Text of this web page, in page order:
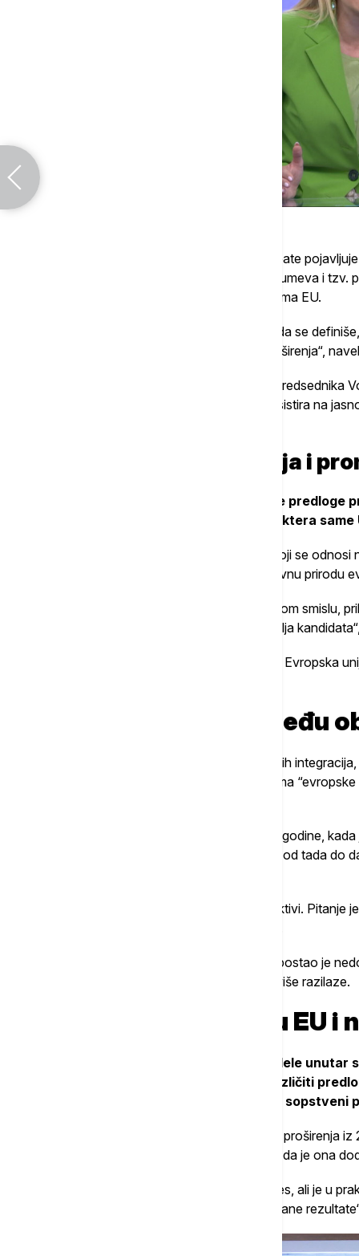
Prema njenim rečima, u delu evropske debate
u različitim varijantama, mogao da podrazumeva i
naglašava, ne postoji u osnovnim ugovorima EU.
„To je pravna praznina koja bi tek trebalo da se
tome šta je zapravo krajnji cilj procesa proširenja“,
Ona je podsetila i na reakciju ukrajinskog predsednika
rečima, odbacio takve ideje jer Ukrajina insistira na
Bezbednosna dimenzija i
Posebno je istakla da se kroz aktuelne
garancija i potencijalne promene karaktera same
Pozivanje na član 42(7) Ugovora o EU, koji se
članicu, prema njenim rečima, menja osnovnu prirodu
„Time se Evropska unija, po prvi put u punom smislu,
menja i logiku integracija i motivaciju zemalja
Dodala je da se time otvara pitanje da li se Evropska
Zapadni Balkan između
Govoreći o dugotrajnom procesu evropskih
već više od dve decenije u različitim fazama
Ona je podsetila na Samit u Solunu 2003. godine,
perspektiva regiona, ali i na činjenicu da je od tada
„Više ne možemo govoriti samo o perspektivi. Pitanje
Prema njenoj oceni, termin “perspektiva” postao je
regiona i realni politički kapaciteti EU sve više razilaze.
Unutrašnje podele u EU
Joksimović je ukazala i na duboke podele unutar
navodeći da se paralelno pojavljuju različiti
najava zemalja Beneluksa da će izneti sopstveni
Podsetila je i na reformisanu metodologiju proširenja
predsednik Emmanuel Macron, ocenjujući da je ona
„Ta metodologija je trebalo da ubrza proces, ali je u
sektorskog pristupa koji nije doneo očekivane